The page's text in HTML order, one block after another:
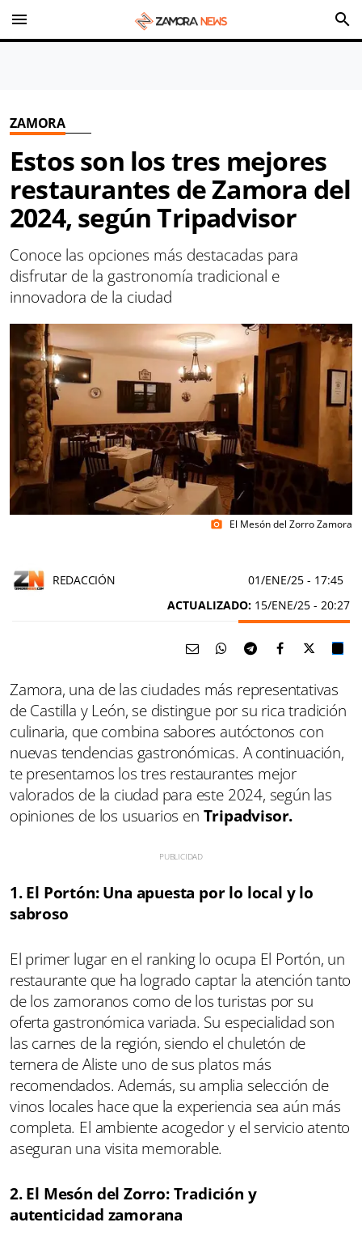
menu search
ZAMORA
Estos son los tres mejores
restaurantes de Zamora del
2024, según Tripadvisor
Conoce las opciones más destacadas para
disfrutar de la gastronomía tradicional e
innovadora de la ciudad
photo_camera El Mesón del Zorro Zamora
REDACCIÓN 01/ENE/25 - 17:45
ACTUALIZADO: 15/ENE/25 - 20:27
Zamora, una de las ciudades más representativas
de Castilla y León, se distingue por su rica tradición
culinaria, que combina sabores autóctonos con
nuevas tendencias gastronómicas. A continuación,
te presentamos los tres restaurantes mejor
valorados de la ciudad para este 2024, según las
opiniones de los usuarios en Tripadvisor.
1. El Portón: Una apuesta por lo local y lo
sabroso
El primer lugar en el ranking lo ocupa El Portón, un
restaurante que ha logrado captar la atención tanto
de los zamoranos como de los turistas por su
oferta gastronómica variada. Su especialidad son
las carnes de la región, siendo el chuletón de
ternera de Aliste uno de sus platos más
recomendados. Además, su amplia selección de
vinos locales hace que la experiencia sea aún más
completa. El ambiente acogedor y el servicio atento
aseguran una visita memorable.
2. El Mesón del Zorro: Tradición y
autenticidad zamorana